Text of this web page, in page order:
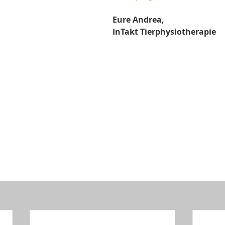
Eure Andrea,
InTakt Tierphysiotherapie